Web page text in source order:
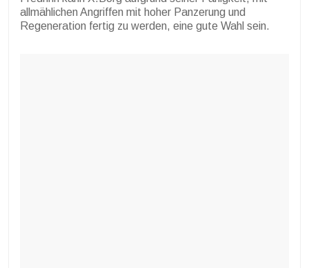
allmählichen Angriffen mit hoher Panzerung und
Regeneration fertig zu werden, eine gute Wahl sein.